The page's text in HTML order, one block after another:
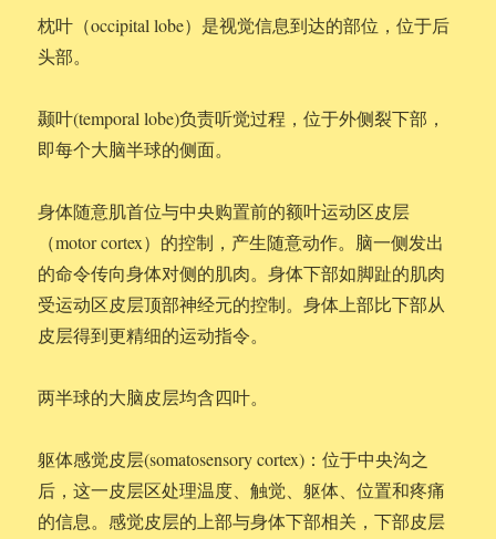
枕叶（occipital lobe）是视觉信息到达的部位，位于后
头部。
颞叶(temporal lobe)负责听觉过程，位于外侧裂下部，
即每个大脑半球的侧面。
身体随意肌首位与中央购置前的额叶运动区皮层
（motor cortex）的控制，产生随意动作。脑一侧发出
的命令传向身体对侧的肌肉。身体下部如脚趾的肌肉
受运动区皮层顶部神经元的控制。身体上部比下部从
皮层得到更精细的运动指令。
两半球的大脑皮层均含四叶。
躯体感觉皮层(somatosensory cortex)：位于中央沟之
后，这一皮层区处理温度、触觉、躯体、位置和疼痛
的信息。感觉皮层的上部与身体下部相关，下部皮层